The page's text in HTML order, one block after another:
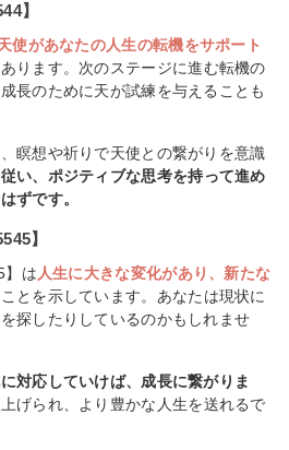
】
使があなたの人生の転機をサポート
ります。次のステージに進む転機の
長のために天が試練を与えることも
瞑想や祈りで天使との繋がりを意識
い、ポジティブな思考を持って進め
ずです。
】
】は 人生に大きな変化があり、新たな
ことを示しています。あなたは現状に
探したりしているのかもしれませ
対応していけば、成長に繋がりま
げられ、より豊かな人生を送れるで